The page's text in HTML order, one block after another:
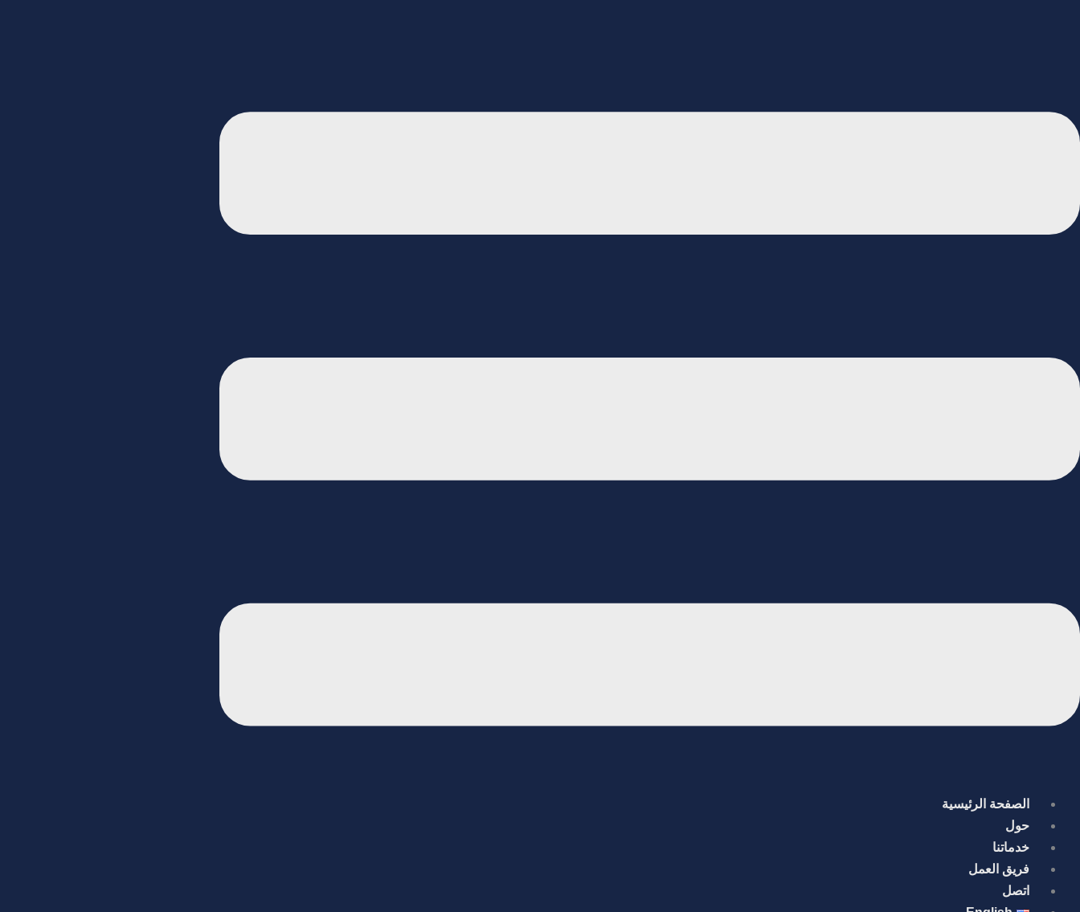
الصفحة الرئيسية
حول
خدماتنا
فريق العمل
اتصل